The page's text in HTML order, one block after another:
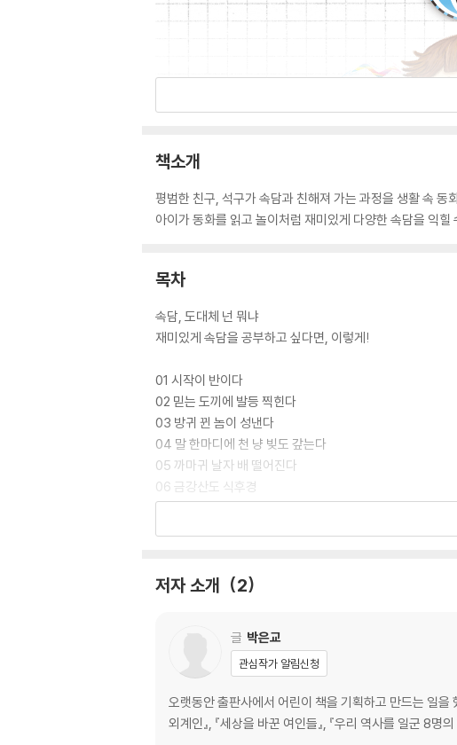
책소개
평범한 친구, 석구가 속담과 친해져 가는 과정을 생활 속
아이가 동화를 읽고 놀이처럼 재미있게 다양한 속담을 익힐
목차
속담, 도대체 넌 뭐냐
재미있게 속담을 공부하고 싶다면, 이렇게!
01 시작이 반이다
02 믿는 도끼에 발등 찍힌다
03 방귀 뀐 놈이 성낸다
04 말 한마디에 천 냥 빚도 갚는다
05 까마귀 날자 배 떨어진다
06 금강산도 식후경
07 때리는 시어머니보다 말리는 시누이가 더 밉다
11 되로 주고 말로 받는다
13 하늘이 무너져도 솟아날 구멍이 있다
14 빈 수레가 요란하다
15 아니 땐 굴뚝에 연기 날까
16 가지 많은 나무에 바람 잘 날 없다
17 엎친 데 덮친 격이다
저자 소개 2
글 박은교
관심작가 알림신청
오랫동안 출판사에서 어린이 책을 기획하고 만드는 일을
외계인』, 『세상을 바꾼 여인들』, 『우리 역사를 일군 8명